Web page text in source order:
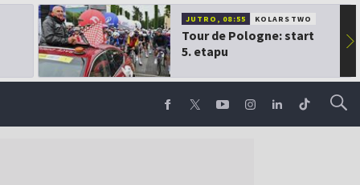
JUTRO, 08:55 KOLARSTWO
Tour de Pologne: start
5. etapu
▶